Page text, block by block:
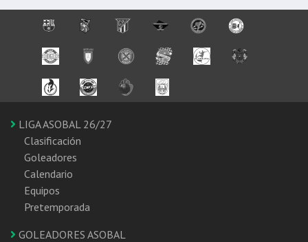
LIGA ASOBAL 26/27
Clasificación
Goleadores
Calendario
Equipos
Pretemporada
GOLEADORES ASOBAL